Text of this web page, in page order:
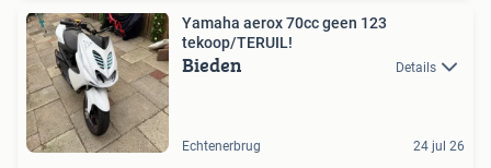
Yamaha aerox 70cc geen 123
tekoop/TERUIL!
Bieden Details
Echtenerbrug 24 jul 26